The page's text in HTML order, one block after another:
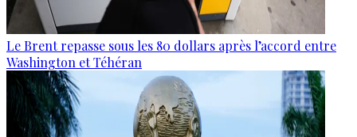
Le Brent repasse sous les 80 dollars après l’accord entre
Washington et Téhéran